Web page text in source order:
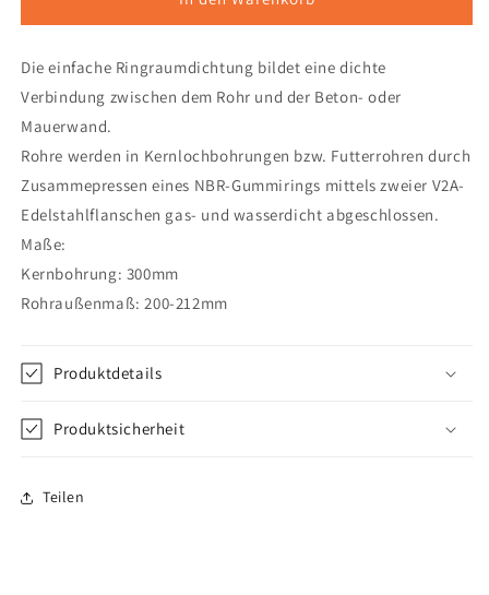
Confix
einfach
DN200
Confix
einfach
DN200
Die einfache Ringraumdichtung bildet eine dichte
Verbindung zwischen dem Rohr und der Beton- oder
Mauerwand.
Rohre werden in Kernlochbohrungen bzw. Futterrohren durch
Zusammepressen eines NBR-Gummirings mittels zweier V2A-
Edelstahlflanschen gas- und wasserdicht abgeschlossen.
Maße:
Kernbohrung: 300mm
Rohraußenmaß: 200-212mm
Produktdetails
Produktsicherheit
Teilen